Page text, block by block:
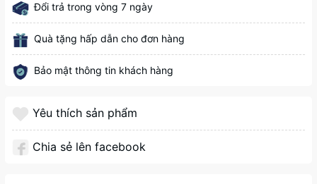
Đổi trả trong vòng 7 ngày
Quà tặng hấp dẫn cho đơn hàng
Bảo mật thông tin khách hàng
Yêu thích sản phẩm
Chia sẻ lên facebook